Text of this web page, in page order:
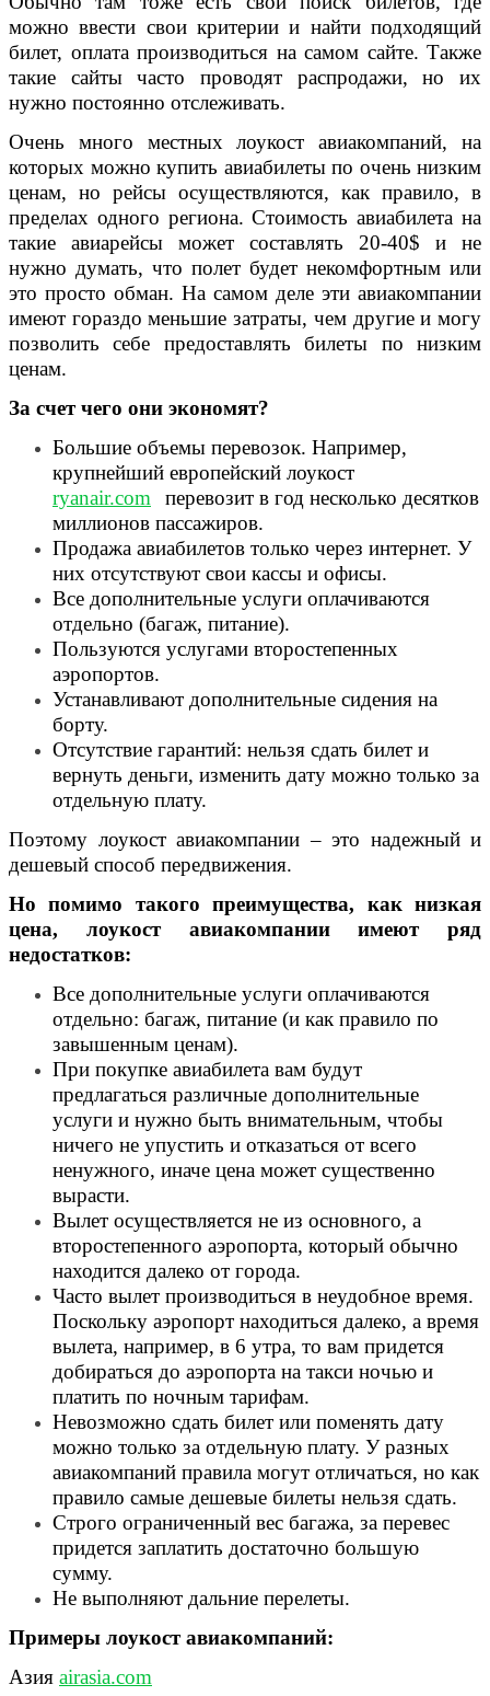
можно ввести свои критерии и найти подходящий
билет, оплата производиться на самом сайте. Также
такие сайты часто проводят распродажи, но их
нужно постоянно отслеживать.
Очень много местных лоукост авиакомпаний, на
которых можно купить авиабилеты по очень низким
ценам, но рейсы осуществляются, как правило, в
пределах одного региона. Стоимость авиабилета на
такие авиарейсы может составлять 20-40$ и не
нужно думать, что полет будет некомфортным или
это просто обман. На самом деле эти авиакомпании
имеют гораздо меньшие затраты, чем другие и могу
позволить себе предоставлять билеты по низким
ценам.
За счет чего они экономят?
Большие объемы перевозок. Например,
крупнейший европейский лоукост
ryanair.com
перевозит в год несколько десятков
миллионов пассажиров.
Продажа авиабилетов только через интернет. У
них отсутствуют свои кассы и офисы.
Все дополнительные услуги оплачиваются
отдельно (багаж, питание).
Пользуются услугами второстепенных
аэропортов.
Устанавливают дополнительные сидения на
борту.
Отсутствие гарантий: нельзя сдать билет и
вернуть деньги, изменить дату можно только за
отдельную плату.
Поэтому лоукост авиакомпании – это надежный и
дешевый способ передвижения.
Но помимо такого преимущества, как низкая
цена, лоукост авиакомпании имеют ряд
недостатков:
Все дополнительные услуги оплачиваются
отдельно: багаж, питание (и как правило по
завышенным ценам).
При покупке авиабилета вам будут
предлагаться различные дополнительные
услуги и нужно быть внимательным, чтобы
ничего не упустить и отказаться от всего
ненужного, иначе цена может существенно
вырасти.
Вылет осуществляется не из основного, а
второстепенного аэропорта, который обычно
находится далеко от города.
Часто вылет производиться в неудобное время.
Поскольку аэропорт находиться далеко, а время
вылета, например, в 6 утра, то вам придется
добираться до аэропорта на такси ночью и
платить по ночным тарифам.
Невозможно сдать билет или поменять дату
можно только за отдельную плату. У разных
авиакомпаний правила могут отличаться, но как
правило самые дешевые билеты нельзя сдать.
Строго ограниченный вес багажа, за перевес
придется заплатить достаточно большую
сумму.
Не выполняют дальние перелеты.
Примеры лоукост авиакомпаний:
Азия airasia.com